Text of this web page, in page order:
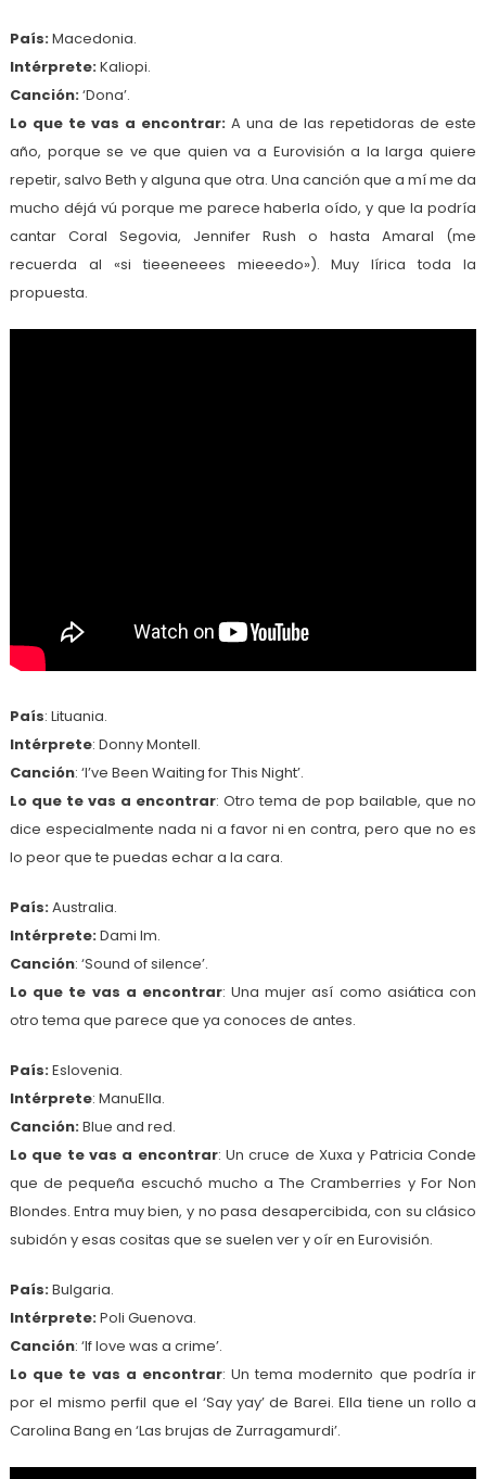
País:Macedonia.
Intérprete:Kaliopi.
Canción:‘Dona’.
Lo que te vas a encontrar: A una de las repetidoras de este
año, porque se ve que quien va a Eurovisión a la larga quiere
repetir, salvo Beth y alguna que otra. Una canción que a mí me da
mucho déjá vú porque me parece haberla oído, y que la podría
cantar Coral Segovia, Jennifer Rush o hasta Amaral (me
recuerda al «si tieeeneees mieeedo»). Muy lírica toda la
propuesta.
País: Lituania.
Intérprete: Donny Montell.
Canción: ‘I’ve Been Waiting for This Night’.
Lo que te vas a encontrar: Otro tema de pop bailable, que no
dice especialmente nada ni a favor ni en contra, pero que no es
lo peor que te puedas echar a la cara.
País:Australia.
Intérprete:Dami Im.
Canción: ‘Sound of silence’.
Lo que te vas a encontrar: Una mujer así como asiática con
otro tema que parece que ya conoces de antes.
País:Eslovenia.
Intérprete: ManuElla.
Canción:Blue and red.
Lo que te vas a encontrar: Un cruce de Xuxa y Patricia Conde
que de pequeña escuchó mucho a The Cramberries y For Non
Blondes. Entra muy bien, y no pasa desapercibida, con su clásico
subidón y esas cositas que se suelen ver y oír en Eurovisión.
País:Bulgaria.
Intérprete:Poli Guenova.
Canción: ‘If love was a crime’.
Lo que te vas a encontrar: Un tema modernito que podría ir
por el mismo perfil que el ‘Say yay’ de Barei. Ella tiene un rollo a
Carolina Bang en ‘Las brujas de Zurragamurdi’.